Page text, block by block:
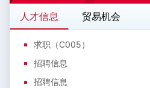
人才信息 贸易机会
求职（C005）
招聘信息
招聘信息